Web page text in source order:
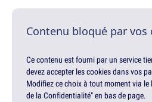
Contenu bloqué par vos
Ce contenu est fourni par un service
devez accepter les cookies dans vos
Modifiez ce choix à tout moment via le
de la Confidentialité" en bas de page.